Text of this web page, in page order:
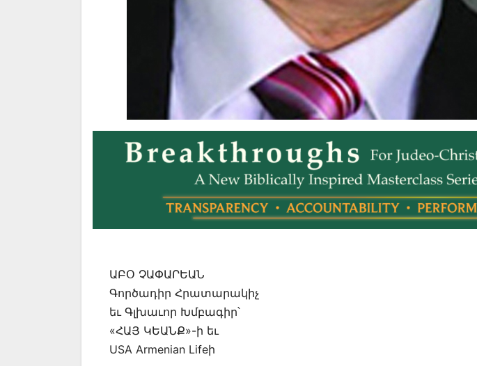
ԱԲՕ ՉԱՓԱՐԵԱՆ
Գործադիր Հրատարակիչ
եւ Գլխաւոր Խմբագիր՝
«ՀԱՅ ԿԵԱՆՔ»-ի եւ
USA Armenian Lifeի